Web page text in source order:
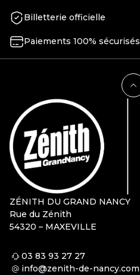
Billetterie officielle
Paiements 100% sécurisés
ZÉNITH DU GRAND NANCY
Rue du Zénith
54320 – MAXEVILLE
03 83 93 27 27
info@zenith-de-nancy.com